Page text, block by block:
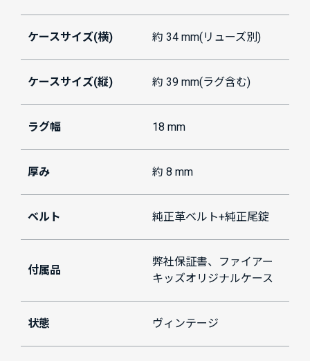
ケースサイズ(横) 約 34 mm(リューズ別)
ケースサイズ(縦) 約 39 mm(ラグ含む)
ラグ幅 18 mm
厚み 約 8 mm
ベルト 純正革ベルト+純正尾錠
付属品
弊社保証書、ファイアー
キッズオリジナルケース
状態 ヴィンテージ